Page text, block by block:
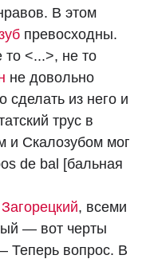
В этом
превосходны.
то <...>, не то
не довольно
сделать из него и
трус в
и Скалозубом мог
de bal [бальная
Загорецкий, всеми
— вот черты
Теперь вопрос. В